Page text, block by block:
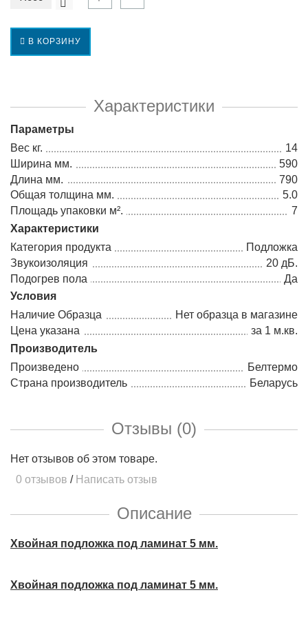
В КОРЗИНУ
Характеристики
Параметры
Вес кг.
14
Ширина мм.
590
Длина мм.
790
Общая толщина мм.
5.0
Площадь упаковки м².
7
Характеристики
Категория продукта
Подложка
Звукоизоляция
20 дБ.
Подогрев пола
Да
Условия
Наличие Образца
Нет образца в магазине
Цена указана
за 1 м.кв.
Производитель
Произведено
Белтермо
Страна производитель
Беларусь
Отзывы (0)
Нет отзывов об этом товаре.
0 отзывов / Написать отзыв
Описание
Хвойная подложка под ламинат 5 мм.
Хвойная подложка под ламинат 5 мм.